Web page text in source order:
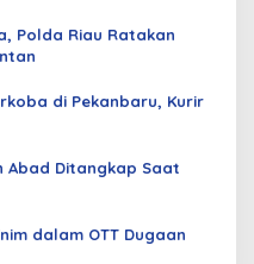
Polda Riau Ratakan
di Pekanbaru, Kurir
Abad Ditangkap Saat
dalam OTT Dugaan